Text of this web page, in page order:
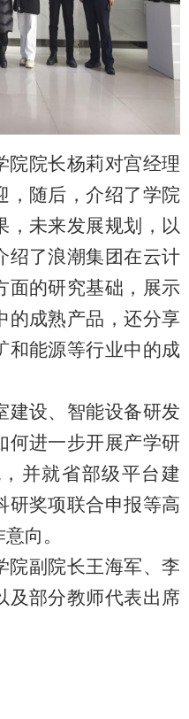
院院长杨莉对宫经理
，随后，介绍了学院
，未来发展规划，以
绍了浪潮集团在云计
面的研究基础，展示
的成熟产品，还分享
和能源等行业中的成
建设、智能设备研发
何进一步开展产学研
并就省部级平台建
研奖项联合申报等高
向。
院副院长王海军、李
及部分教师代表出席